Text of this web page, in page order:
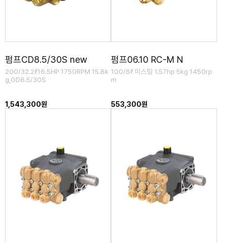
펌프CD8.5/30S new
200/32.2ℓ16.5HP 1750RPM 15.8k
g,GD8.5/30S
1,543,300원
펌프06.10 RC-M N
100/6ℓ 미스팅 1.57hp 5kg 1450rp
m
553,300원